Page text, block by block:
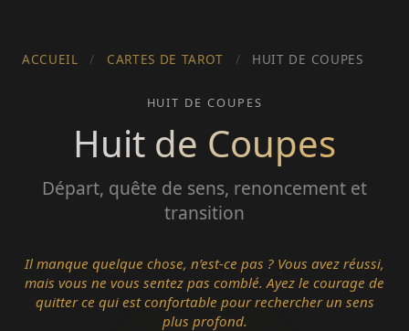
ACCUEIL / CARTES DE TAROT / HUIT DE COUPES
HUIT DE COUPES
Huit de Coupes
Départ, quête de sens, renoncement et
transition
Il manque quelque chose, n’est-ce pas ? Vous avez réussi,
mais vous ne vous sentez pas comblé. Ayez le courage de
quitter ce qui est confortable pour rechercher un sens
plus profond.